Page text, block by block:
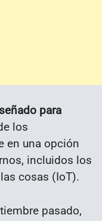
para
los
en una opción
incluidos los
cosas (IoT).
pasado,